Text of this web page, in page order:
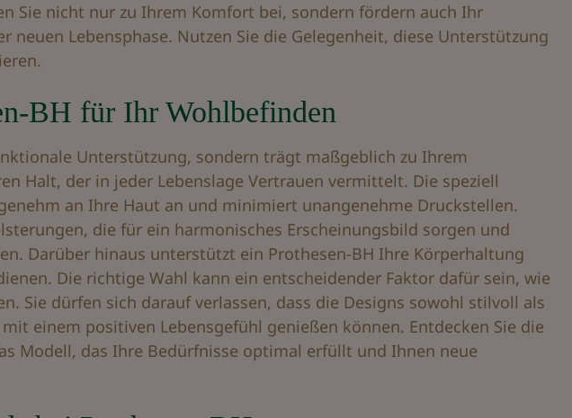
Sie nicht nur zu Ihrem Komfort bei, sondern fördern auch Ihr
Lebensphase. Nutzen Sie die Gelegenheit, diese Unterstützung
BH für Ihr Wohlbefinden
Unterstützung, sondern trägt maßgeblich zu Ihrem
Halt, der in jeder Lebenslage Vertrauen vermittelt. Die speziell
an Ihre Haut an und minimiert unangenehme Druckstellen.
die für ein harmonisches Erscheinungsbild sorgen und
Darüber hinaus unterstützt ein Prothesen-BH Ihre Körperhaltung
Die richtige Wahl kann ein entscheidender Faktor dafür sein, wie
Sie dürfen sich darauf verlassen, dass die Designs sowohl stilvoll als
einem positiven Lebensgefühl genießen können. Entdecken Sie die
Modell, das Ihre Bedürfnisse optimal erfüllt und Ihnen neue